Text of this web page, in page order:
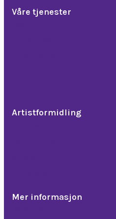
Våre tjenester
Artistformidling
Mer informasjon